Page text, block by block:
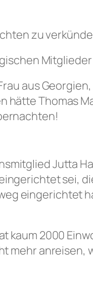
zu
aus
hätte Thomas
Jutta
sei,
eingerichtet
kaum 2000
mehr